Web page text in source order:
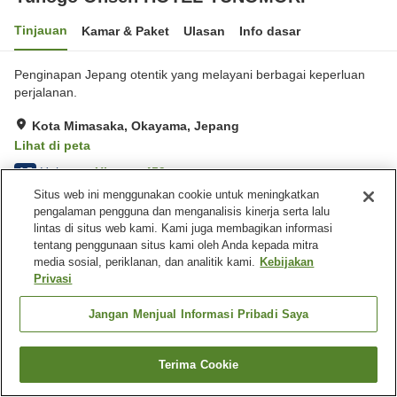
Tinjauan Kamar & Paket Ulasan Info dasar
Penginapan Jepang otentik yang melayani berbagai keperluan
perjalanan.
Kota Mimasaka, Okayama, Jepang
Lihat di peta
4.5 Hebat Ulasan:459
Fasilitas properti
Tempat parkir
Spa / Salon kecantikan
Lounge
Kafe
Jepang Okayama
Kota Mimasaka
Yunogo Onsen Hotel Yunomori Bishunkaku
Cari kamar
Situs web ini menggunakan cookie untuk meningkatkan
pengalaman pengguna dan menganalisis kinerja serta lalu
lintas di situs web kami. Kami juga membagikan informasi
tentang penggunaan situs kami oleh Anda kepada mitra
media sosial, periklanan, dan analitik kami. Kebijakan
Privasi
Jangan Menjual Informasi Pribadi Saya
Terima Cookie